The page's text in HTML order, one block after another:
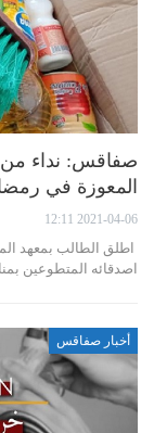
صفاقس: نداء من
المعوزة في
2021-04-06 12:11
اطلق الطالب بمعهد
اصدقائه المتطوعين
أخبار صفاقس